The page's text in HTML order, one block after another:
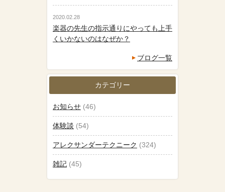
2020.02.28
楽器の先生の指示通りにやっても上手
くいかないのはなぜか？
ブログ一覧
カテゴリー
お知らせ (46)
体験談 (54)
アレクサンダーテクニーク (324)
雑記 (45)